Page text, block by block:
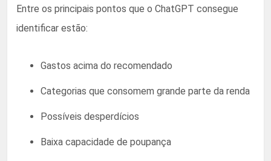
Entre os principais pontos que o ChatGPT consegue
identificar estão:
Gastos acima do recomendado
Categorias que consomem grande parte da renda
Possíveis desperdícios
Baixa capacidade de poupança